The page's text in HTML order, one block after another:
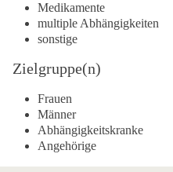
Medikamente
multiple Abhängigkeiten
sonstige
Zielgruppe(n)
Frauen
Männer
Abhängigkeitskranke
Angehörige